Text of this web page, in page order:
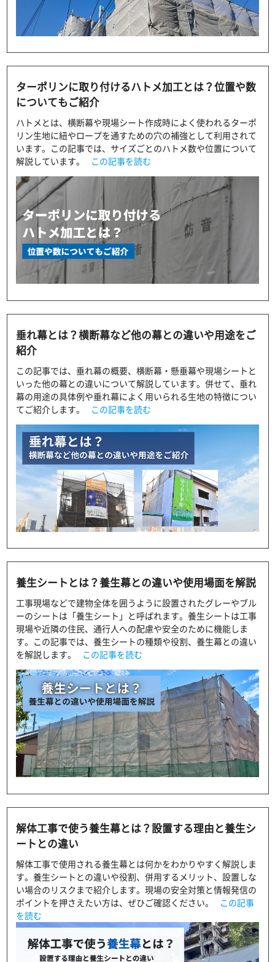
ターポリンに取り付けるハトメ加工とは？位置や数
についてもご紹介
ハトメとは、横断幕や現場シート作成時によく使われるターポ
リン生地に紐やロープを通すための穴の補強として利用されて
います。この記事では、サイズごとのハトメ数や位置について
解説しています。
この記事を読む
垂れ幕とは？横断幕など他の幕との違いや用途をご
紹介
この記事では、垂れ幕の概要、横断幕・懸垂幕や現場シートと
いった他の幕との違いについて解説しています。併せて、垂れ
幕の用途の具体例や垂れ幕によく用いられる生地の特徴につい
てご紹介します。
この記事を読む
養生シートとは？養生幕との違いや使用場面を解説
工事現場などで建物全体を囲うように設置されたグレーやブル
ーのシートは「養生シート」と呼ばれます。養生シートは工事
現場や近隣の住民、通行人への配慮や安全のために機能しま
す。この記事では、養生シートの種類や役割、養生幕との違い
を解説します。
この記事を読む
解体工事で使う養生幕とは？設置する理由と養生シ
ートとの違い
解体工事で使用される養生幕とは何かをわかりやすく解説しま
す。養生シートとの違いや役割、併用するメリット、設置しな
い場合のリスクまで紹介します。現場の安全対策と情報発信の
ポイントを押さえたい方は、ぜひご確認ください。
この記事
を読む